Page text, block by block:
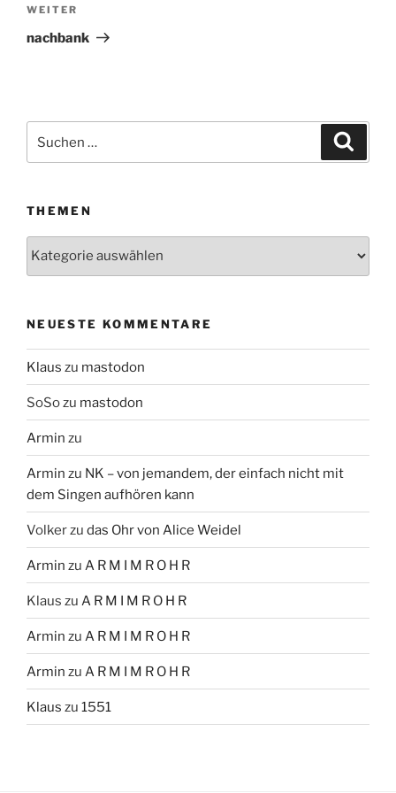
Nächster
Beitrag
WEITER
nachbank
nach:
THEMEN
Themen
NEUESTE KOMMENTARE
Klaus zu mastodon
SoSozu mastodon
Armin zu
Armin zu NK – von jemandem, der einfach nicht mit
dem Singen aufhören kann
Volkerzu das Ohr von Alice Weidel
Armin zu A R M I M R O H R
Klaus zu A R M I M R O H R
Armin zu A R M I M R O H R
Armin zu A R M I M R O H R
Klaus zu 1551